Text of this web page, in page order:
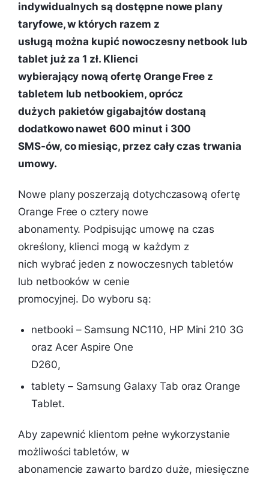
indywidualnych są dostępne nowe plany
taryfowe, w których razem z
usługą można kupić nowoczesny netbook lub
tablet już za 1 zł. Klienci
wybierający nową ofertę Orange Free z
tabletem lub netbookiem, oprócz
dużych pakietów gigabajtów dostaną
dodatkowo nawet 600 minut i 300
SMS-ów, co miesiąc, przez cały czas trwania
umowy.
Nowe plany poszerzają dotychczasową ofertę
Orange Free o cztery nowe
abonamenty. Podpisując umowę na czas
określony, klienci mogą w każdym z
nich wybrać jeden z nowoczesnych tabletów
lub netbooków w cenie
promocyjnej. Do wyboru są:
netbooki – Samsung NC110, HP Mini 210 3G
oraz Acer Aspire One
D260,
tablety – Samsung Galaxy Tab oraz Orange
Tablet.
Aby zapewnić klientom pełne wykorzystanie
możliwości tabletów, w
abonamencie zawarto bardzo duże, miesięczne